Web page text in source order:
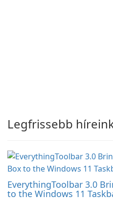
Legfrissebb
EverythingToolbar 3.0
to the Windows 11